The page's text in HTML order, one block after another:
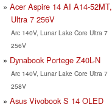
Acer Aspire 14 AI A14-52MT,
Ultra 7 256V
Arc 140V, Lunar Lake Core Ultra 7
256V
Dynabook Portege Z40L-N
Arc 140V, Lunar Lake Core Ultra 7
258V
Asus Vivobook S 14 OLED